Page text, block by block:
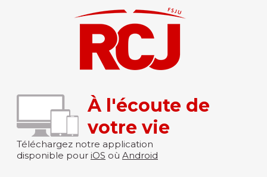
À l'écoute de
votre vie
Téléchargez notre application
disponible pour iOS où Android